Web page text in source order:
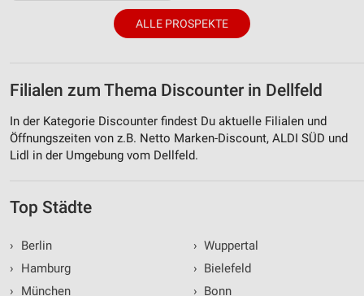
ALLE PROSPEKTE
Filialen zum Thema Discounter in Dellfeld
In der Kategorie Discounter findest Du aktuelle Filialen und
Öffnungszeiten von z.B. Netto Marken-Discount, ALDI SÜD und
Lidl in der Umgebung vom Dellfeld.
Top Städte
›
Berlin
›
Hamburg
›
München
› Wuppertal
› Bielefeld
› Bonn